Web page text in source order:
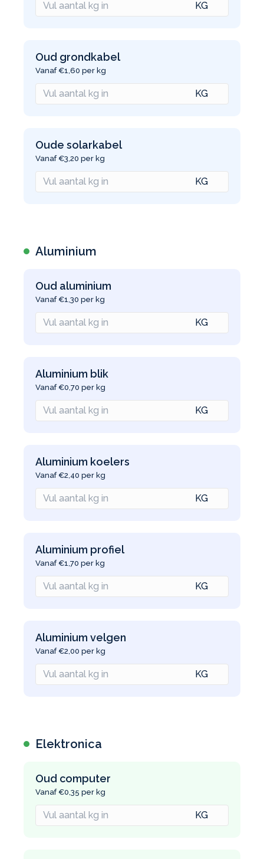
Oud grondkabel
Vanaf €1,60 per kg
Oude solarkabel
Vanaf €3,20 per kg
Aluminium
Oud aluminium
Vanaf €1,30 per kg
Aluminium blik
Vanaf €0,70 per kg
Aluminium koelers
Vanaf €2,40 per kg
Aluminium profiel
Vanaf €1,70 per kg
Aluminium velgen
Vanaf €2,00 per kg
Elektronica
Oud computer
Vanaf €0,35 per kg